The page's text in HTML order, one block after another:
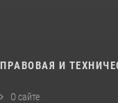
ПРАВОВАЯ И
О сайте